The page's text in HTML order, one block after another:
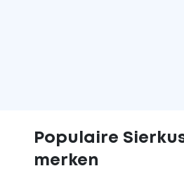
Populaire
merken